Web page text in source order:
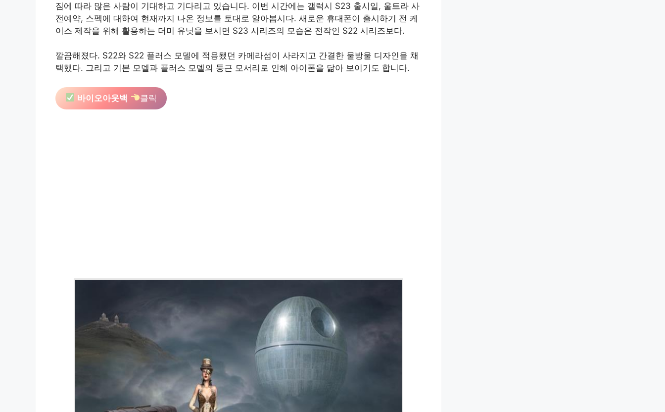
짐에 따라 많은 사람이 기대하고 기다리고 있습니다. 이번 시간에는 갤럭시 S23 출시일, 울트라 사
전예약, 스펙에 대하여 현재까지 나온 정보를 토대로 알아봅시다. 새로운 휴대폰이 출시하기 전 케
이스 제작을 위해 활용하는 더미 유닛을 보시면 S23 시리즈의 모습은 전작인 S22 시리즈보다.
깔끔해졌다. S22와 S22 플러스 모델에 적용됐던 카메라섬이 사라지고 간결한 물방울 디자인을 채
택했다. 그리고 기본 모델과 플러스 모델의 둥근 모서리로 인해 아이폰을 닮아 보이기도 합니다.
바이오아웃백 클릭